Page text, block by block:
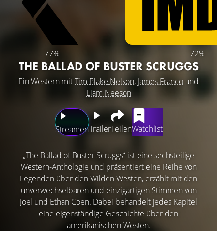
77% 72%
THE BALLAD OF BUSTER SCRUGGS
Ein Western mitTim Blake Nelson, James Franco und
Liam Neeson
StreamenTrailerTeilenWatchlist
„The Ballad of Buster Scruggs“ ist eine sechsteilige
Western-Anthologie und präsentiert eine Reihe von
Legenden über den Wilden Westen, erzählt mit den
unverwechselbaren und einzigartigen Stimmen von
Joel und Ethan Coen. Dabei behandelt jedes Kapitel
eine eigenständige Geschichte über den
amerikanischen Westen.